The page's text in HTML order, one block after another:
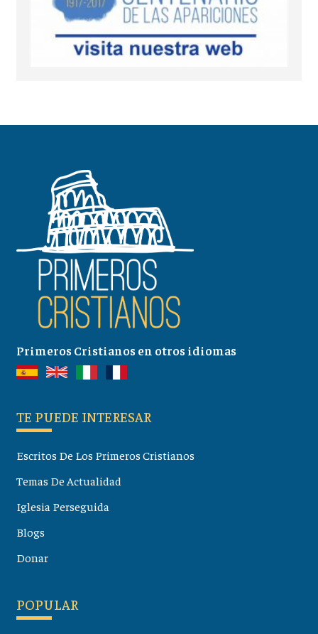
Primeros Cristianos en otros idiomas
TE PUEDE INTERESAR
Escritos De Los Primeros Cristianos
Temas De Actualidad
Iglesia Perseguida
Blogs
Donar
POPULAR